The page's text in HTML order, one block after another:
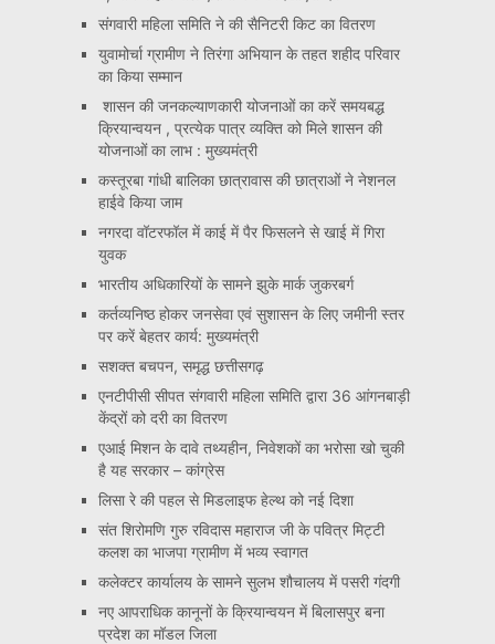
संगवारी महिला समिति ने की सैनिटरी किट का वितरण
युवामोर्चा ग्रामीण ने तिरंगा अभियान के तहत शहीद परिवार
का किया सम्मान
शासन की जनकल्याणकारी योजनाओं का करें समयबद्ध
क्रियान्वयन , प्रत्येक पात्र व्यक्ति को मिले शासन की
योजनाओं का लाभ : मुख्यमंत्री
कस्तूरबा गांधी बालिका छात्रावास की छात्राओं ने नेशनल
हाईवे किया जाम
नगरदा वॉटरफॉल में काई में पैर फिसलने से खाई में गिरा
युवक
भारतीय अधिकारियों के सामने झुके मार्क जुकरबर्ग
कर्तव्यनिष्ठ होकर जनसेवा एवं सुशासन के लिए जमीनी स्तर
पर करें बेहतर कार्य: मुख्यमंत्री
सशक्त बचपन, समृद्ध छत्तीसगढ़
एनटीपीसी सीपत संगवारी महिला समिति द्वारा 36 आंगनबाड़ी
केंद्रों को दरी का वितरण
एआई मिशन के दावे तथ्यहीन, निवेशकों का भरोसा खो चुकी
है यह सरकार – कांग्रेस
लिसा रे की पहल से मिडलाइफ हेल्थ को नई दिशा
संत शिरोमणि गुरु रविदास महाराज जी के पवित्र मिट्टी
कलश का भाजपा ग्रामीण में भव्य स्वागत
कलेक्टर कार्यालय के सामने सुलभ शौचालय में पसरी गंदगी
नए आपराधिक कानूनों के क्रियान्वयन में बिलासपुर बना
प्रदेश का मॉडल जिला